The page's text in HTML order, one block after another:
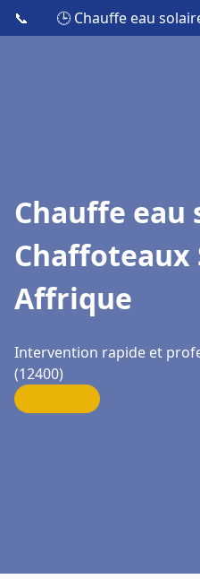
📞 🕒 Chauffe eau
Chauffe eau
Chaffoteaux
Affrique
Intervention rapide et
(12400)